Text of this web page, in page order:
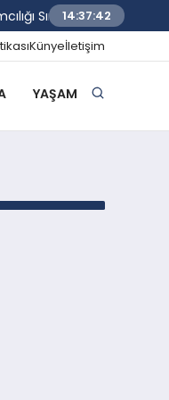
Sınav Sonuçları
14:37:42
Künyeİletişim
YAŞAM